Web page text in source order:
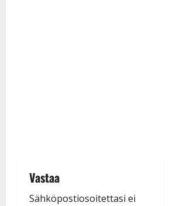
Vastaa
Sähköpostiosoitettasi ei